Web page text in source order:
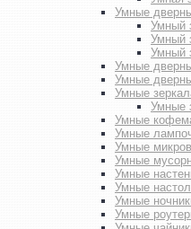
Умные
Умный
Умный
Умный
Умные
Умные
Умные
Умные
Умные
Умные
Умные
Умные
Умные
Умные
Умные
Умные